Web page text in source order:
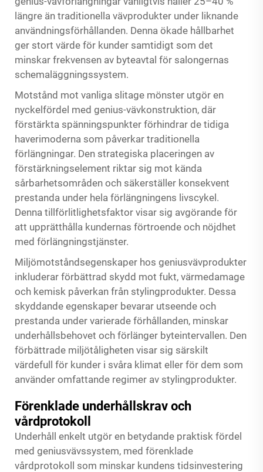
längre än traditionella vävprodukter under liknande
användningsförhållanden. Denna ökade hållbarhet
ger stort värde för kunder samtidigt som det
minskar frekvensen av byteavtal för salongernas
schemaläggningssystem.
Motstånd mot vanliga slitage mönster utgör en
nyckelfördel med genius-vävkonstruktion, där
förstärkta spänningspunkter förhindrar de tidiga
haverimoderna som påverkar traditionella
förlängningar. Den strategiska placeringen av
förstärkningselement riktar sig mot kända
sårbarhetsområden och säkerställer konsekvent
prestanda under hela förlängningens livscykel.
Denna tillförlitlighetsfaktor visar sig avgörande för
att upprätthålla kundernas förtroende och nöjdhet
med förlängningstjänster.
Miljömotståndsegenskaper hos geniusvävprodukter
inkluderar förbättrad skydd mot fukt, värmedamage
och kemisk påverkan från stylingprodukter. Dessa
skyddande egenskaper bevarar utseende och
prestanda under varierade förhållanden, minskar
underhållsbehovet och förlänger byteintervallen. Den
förbättrade miljötåligheten visar sig särskilt
värdefull för kunder i svåra klimat eller för dem som
använder omfattande regimer av stylingprodukter.
Förenklade underhållskrav och
vårdprotokoll
Underhåll enkelt utgör en betydande praktisk fördel
med geniusvävssystem, med förenklade
vårdprotokoll som minskar kundens tidsinvestering